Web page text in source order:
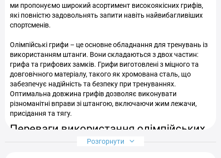
ми пропонуємо широкий асортимент високоякісних грифів,
які повністю задовольнять запити навіть найвибагливіших
спортсменів.
Олімпійські грифи – це основне обладнання для тренувань із
використанням штанги. Вони складаються з двох частин:
грифа та грифових замків. Грифи виготовлені з міцного та
довговічного матеріалу, такого як хромована сталь, що
забезпечує надійність та безпеку при тренуваннях.
Оптимальна довжина грифів дозволяє виконувати
різноманітні вправи зі штангою, включаючи жим лежачи,
присідання та тягу.
Переваги використання олімпійських
грифів для штангиРозгорнути